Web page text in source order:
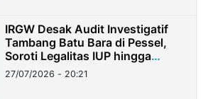
IRGW Desak Audit Investigatif
Tambang Batu Bara di Pessel,
Soroti Legalitas IUP hingga
Stockpile
27/07/2026 - 20:21